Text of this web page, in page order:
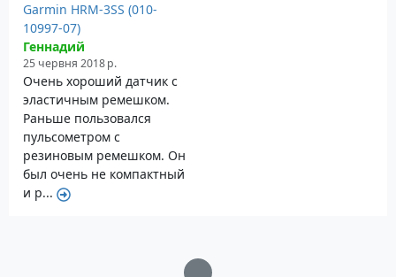
Garmin HRM-3SS (010-
10997-07)
Геннадий
25 червня 2018 р.
Очень хороший датчик с
эластичным ремешком.
Раньше пользовался
пульсометром с
резиновым ремешком. Он
был очень не компактный
и р...
Загрузка...